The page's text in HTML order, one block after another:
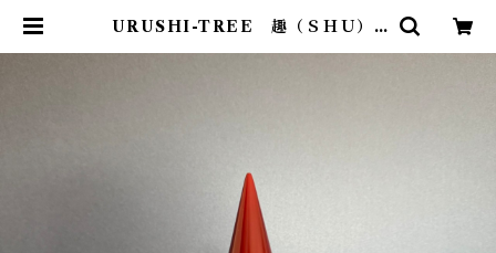
URUSHI-TREE 趣（ＳＨＵ） |